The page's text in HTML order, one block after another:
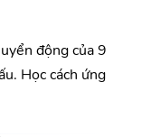
động của 9
Học cách ứng